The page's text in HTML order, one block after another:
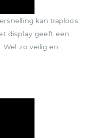
kan traploos
display geeft een
zo veilig en